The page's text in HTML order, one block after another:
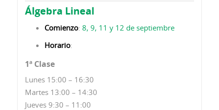
Álgebra Lineal
Comienzo: 8, 9, 11 y 12 de septiembre
Horario:
1ª Clase
Lunes 15:00 – 16:30
Martes 13:00 – 14:30
Jueves 9:30 – 11:00